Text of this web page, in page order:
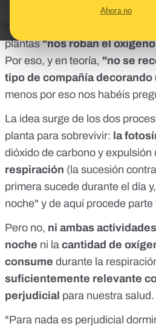
Ahora no
Está también muy extendida la
plantas"nos roban el
Por eso, y en teoría, "no se
tipo de compañía decorando
menos por eso nos habéis
La idea surge de los dos
planta para sobrevivir: la
dióxido de carbono y expulsión
respiración (la sucesión
primera sucede durante el día
noche" y de aquí procede
Pero no, ni ambas
noche ni la cantidad de
consume durante la
suficientemente relevante
perjudicial para nuestra salud.
"Para nada es perjudicial